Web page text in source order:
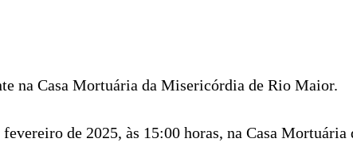
na Casa Mortuária da Misericórdia de Rio Maior.
de 2025, às 15:00 horas, na Casa